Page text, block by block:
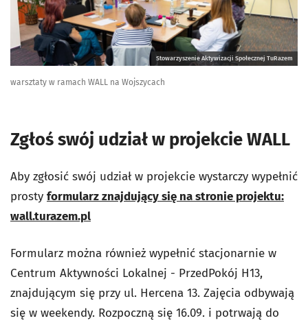
Stowarzyszenie Aktywizacji Społecznej TuRazem
warsztaty w ramach WALL na Wojszycach
Zgłoś swój udział w projekcie WALL
Aby zgłosić swój udział w projekcie wystarczy wypełnić
prosty formularz znajdujący się na stronie projektu:
wall.turazem.pl
Formularz można również wypełnić stacjonarnie w
Centrum Aktywności Lokalnej - PrzedPokój H13,
znajdującym się przy ul. Hercena 13. Zajęcia odbywają
się w weekendy. Rozpoczną się 16.09. i potrwają do